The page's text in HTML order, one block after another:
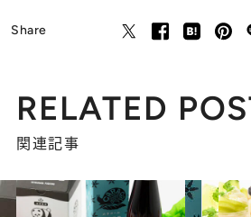
Share
RELATED
関連記事